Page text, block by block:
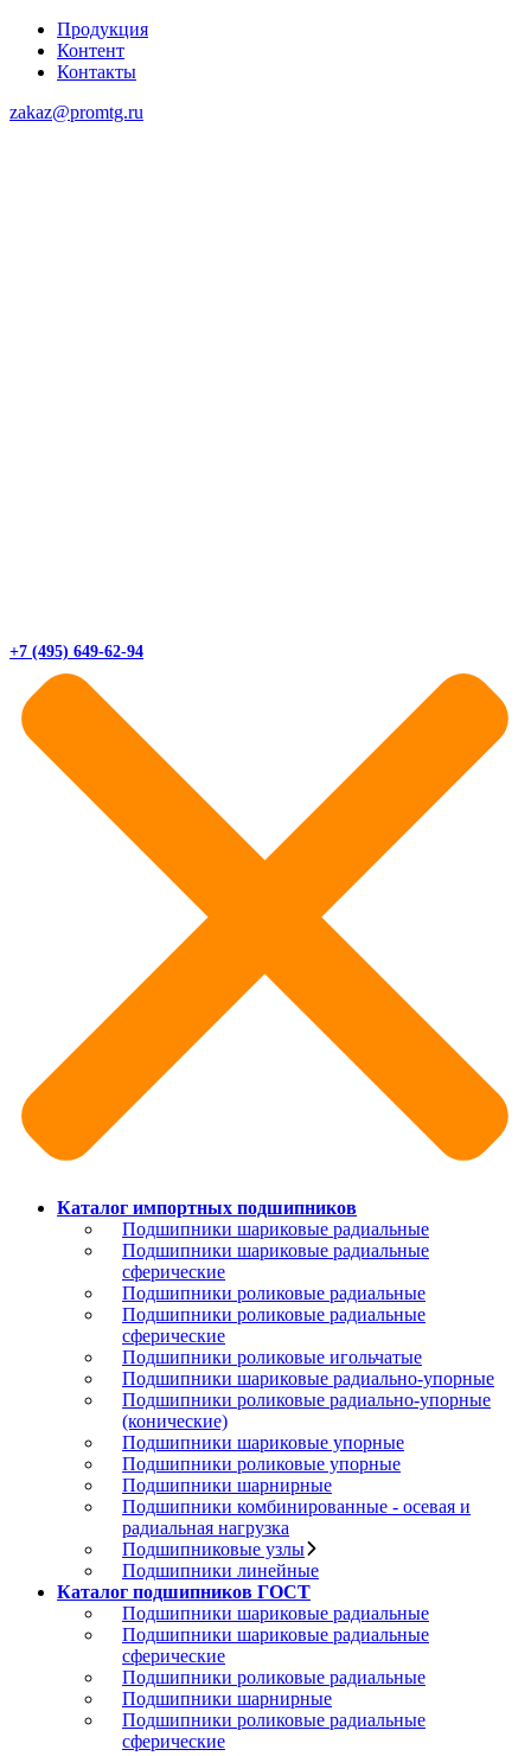
Продукция
Контент
Контакты
zakaz@promtg.ru
+7 (495) 649-62-94
Каталог импортных подшипников
Подшипники шариковые радиальные
Подшипники шариковые радиальные
сферические
Подшипники роликовые радиальные
Подшипники роликовые радиальные
сферические
Подшипники роликовые игольчатые
Подшипники шариковые радиально-упорные
Подшипники роликовые радиально-упорные
(конические)
Подшипники шариковые упорные
Подшипники роликовые упорные
Подшипники шарнирные
Подшипники комбинированные - осевая и
радиальная нагрузка
Подшипниковые узлы
Подшипники линейные
Каталог подшипников ГОСТ
Подшипники шариковые радиальные
Подшипники шариковые радиальные
сферические
Подшипники роликовые радиальные
Подшипники шарнирные
Подшипники роликовые радиальные
сферические